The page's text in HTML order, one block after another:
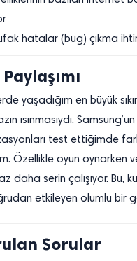
hatalar (bug) çıkma
yaşadığım en büyük
ısınmasıydı.
test ettiğimde
Özellikle oyun oynarken
daha serin çalışıyor. Bu,
etkileyen olumlu bir
Sorular